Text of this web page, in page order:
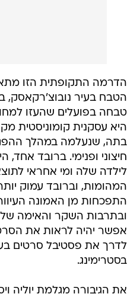
הדרמה התקופתית הזו
הטבח בעיר
טבחה בפועלים שהעזו
היא עסקנית קומוניסטית
בתה, שנעלמה במהלך
חיצוני ופנימי. ברובד
לילדה שלה ומי אחראי
המהומות, וברובד עמוק
התפכחות מן האמונה
ובתרבות השקר והאימה
אפשר יהיה לראות את
לדרך את פסטיבל סרטים
בסטרימינג.
את הגיבורה מגלמת יוליה